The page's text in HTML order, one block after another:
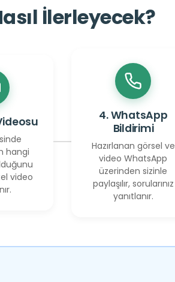
İlerleyecek?
hangi
video
4. WhatsApp
Bildirimi
Hazırlanan görsel ve
video WhatsApp
üzerinden sizinle
paylaşılır, sorularınız
yanıtlanır.